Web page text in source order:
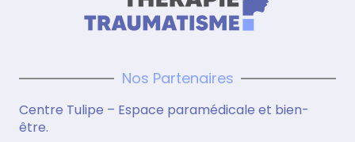
Nos Partenaires
Centre Tulipe – Espace paramédicale et bien-
être.